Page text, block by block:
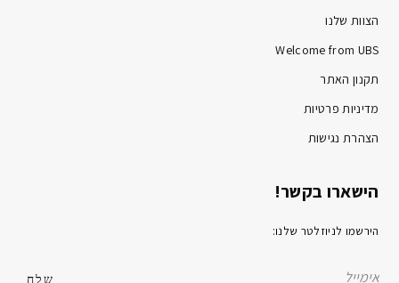
הצוות שלנו
Welcome from UBS
תקנון האתר
מדיניות פרטיות
הצהרת נגישות
הישארו בקשר!
הירשמו לניוזלטר שלנו: